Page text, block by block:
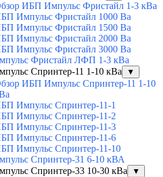
ИБП Импульс Фристайл 1-3 кВа
Импульс Фристайл 1000 Ва
Импульс Фристайл 1500 Ва
Импульс Фристайл 2000 Ва
Импульс Фристайл 3000 Ва
Фристайл ЛФП 1-3 кВа
Спринтер-11 1-10 кВа
▼
ИБП Импульс Спринтер-11 1-10
Импульс Спринтер-11-1
Импульс Спринтер-11-2
Импульс Спринтер-11-3
Импульс Спринтер-11-6
Импульс Спринтер-11-10
Спринтер-31 6-10 кВА
Спринтер-33 10-30 кВа
▼